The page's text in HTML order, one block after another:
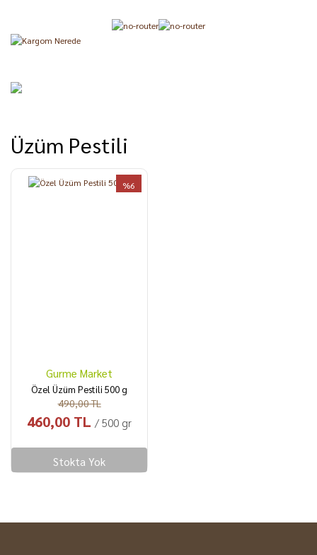
Üzüm Pestili
%6
Gurme Market
Özel Üzüm Pestili 500 g
490,00 TL
460,00 TL / 500 gr
Stokta Yok